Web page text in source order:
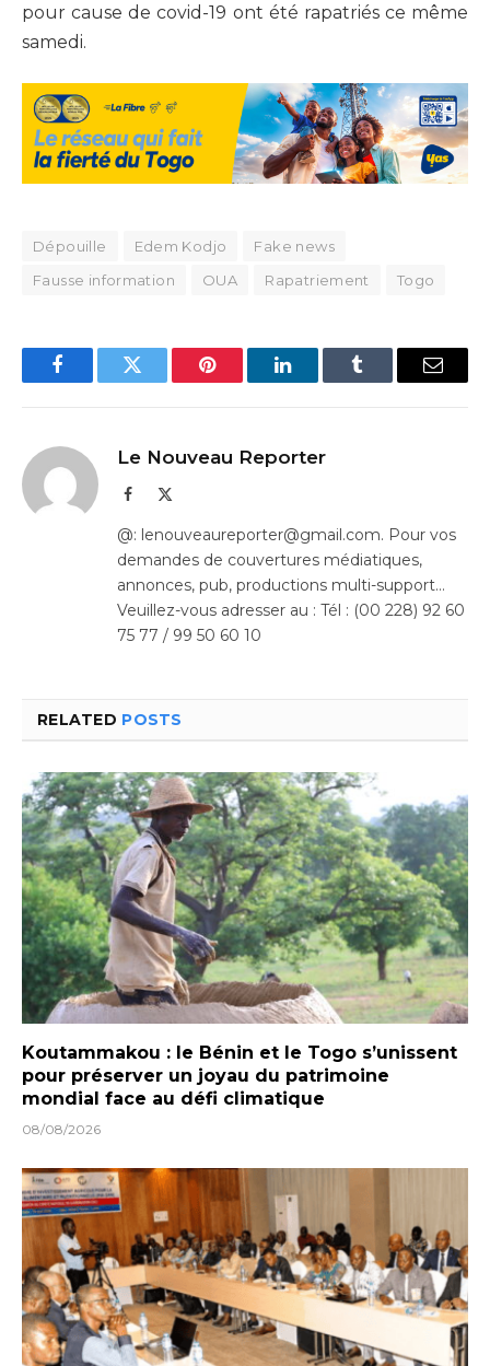
pour cause de covid-19 ont été rapatriés ce même
samedi.
Dépouille Edem Kodjo
Fake news
Fausse information
OUA Rapatriement Togo
FacebookTwitter Pinterest LinkedInTumblr Email
Le Nouveau Reporter
Facebook
@: lenouveaureporter@gmail.com. Pour vos
demandes de couvertures médiatiques,
annonces, pub, productions multi-support…
Veuillez-vous adresser au : Tél : (00 228) 92 60
75 77 / 99 50 60 10
RELATED POSTS
Koutammakou : le Bénin et le Togo s’unissent
pour préserver un joyau du patrimoine
mondial face au défi climatique
08/08/2026